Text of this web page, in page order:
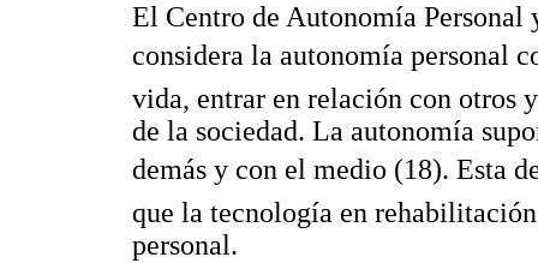
El Centro de Autonomía
considera la autonomía personal
vida, entrar en relación con otros
de la sociedad. La autonomía
demás y con el medio (18). Esta
que la tecnología en
personal.